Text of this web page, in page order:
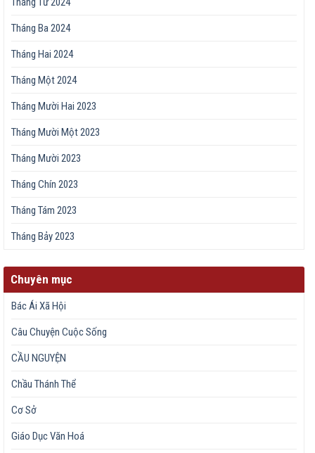
Tháng Ba 2024
Tháng Hai 2024
Tháng Một 2024
Tháng Mười Hai 2023
Tháng Mười Một 2023
Tháng Mười 2023
Tháng Chín 2023
Tháng Tám 2023
Tháng Bảy 2023
Chuyên mục
Bác Ái Xã Hội
Câu Chuyện Cuộc Sống
CẦU NGUYỆN
Chầu Thánh Thể
Cơ Sở
Giáo Dục Văn Hoá